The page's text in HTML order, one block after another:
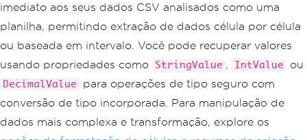
imediato aos seus dados CSV analisados como uma
planilha, permitindo extração de dados célula por célula
ou baseada em intervalo. Você pode recuperar valores
usando propriedades como
StringValue , IntValue ou
DecimalValue
para operações de tipo seguro com
conversão de tipo incorporada. Para manipulação de
dados mais complexa e transformação, explore os